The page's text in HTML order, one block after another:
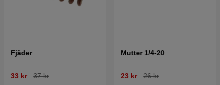
Fjäder
33 kr 37 kr
Mutter 1/4-20
23 kr 26 kr